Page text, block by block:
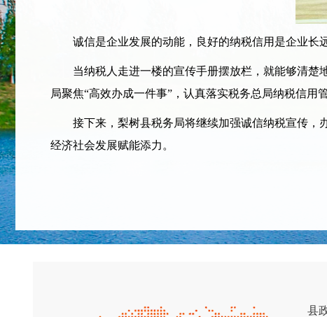
诚信是企业发展的动能，良好的纳税信用是企业长远
当纳税人走进一楼的宣传手册摆放栏，就能够清楚
局聚焦“高效办成一件事”，认真落实税务总局纳税信用
接下来，梨树县税务局将继续加强诚信纳税宣传，
经济社会发展赋能添力。
县